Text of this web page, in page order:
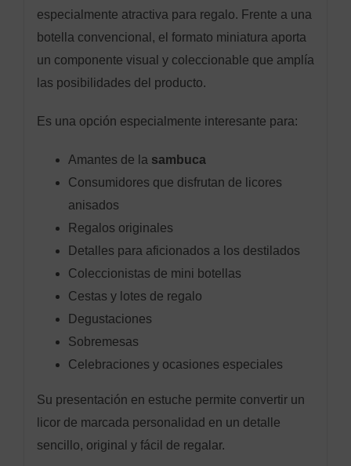
especialmente atractiva para regalo. Frente a una
botella convencional, el formato miniatura aporta
un componente visual y coleccionable que amplía
las posibilidades del producto.
Es una opción especialmente interesante para:
Amantes de la sambuca
Consumidores que disfrutan de licores
anisados
Regalos originales
Detalles para aficionados a los destilados
Coleccionistas de mini botellas
Cestas y lotes de regalo
Degustaciones
Sobremesas
Celebraciones y ocasiones especiales
Su presentación en estuche permite convertir un
licor de marcada personalidad en un detalle
sencillo, original y fácil de regalar.